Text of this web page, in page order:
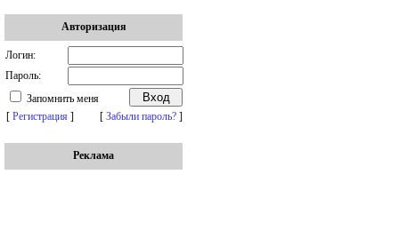
Авторизация
Логин:
Пароль:
Запомнить меня
[ Регистрация ] [ Забыли пароль? ]
Реклама